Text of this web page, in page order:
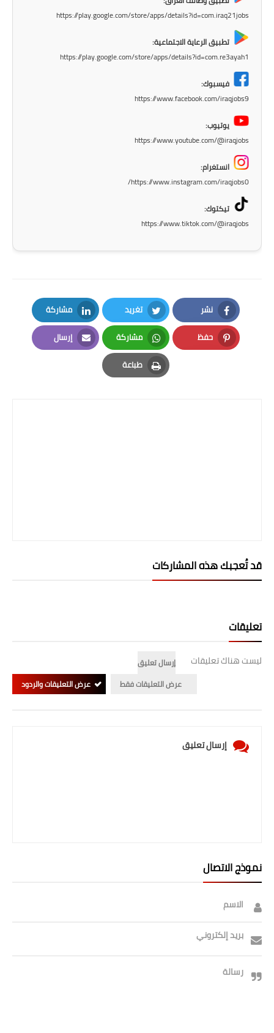
المرحلة الابتدائية
العطل
فن ومشاهير
العامة
https://play.google.com/store/apps/details?id=com.iraq21jobs
تطبيق الرعاية الاجتماعية:
https://play.google.com/store/apps/details?id=com.re3ayah1
فيسبوك:
https://www.facebook.com/iraqjobs9
يوتيوب:
https://www.youtube.com/@iraqjobs
انستغرام:
https://www.instagram.com/iraqjobs0/
تيكتوك:
https://www.tiktok.com/@iraqjobs
نشر
Facebook
تغريد
Twitter
مشاركة
LinkedIn
حفظ
Pinterest
مشاركة
Whatsapp
إرسال
Email
طباعة
Print
قد تُعجبك هذه المشاركات
تعليقات
ليست هناك تعليقات
إرسال تعليق
عرض التعليقات فقط
عرض التعليقات والردود
إرسال تعليق
نموذج الاتصال
الاسم
بريد إلكتروني
رسالة